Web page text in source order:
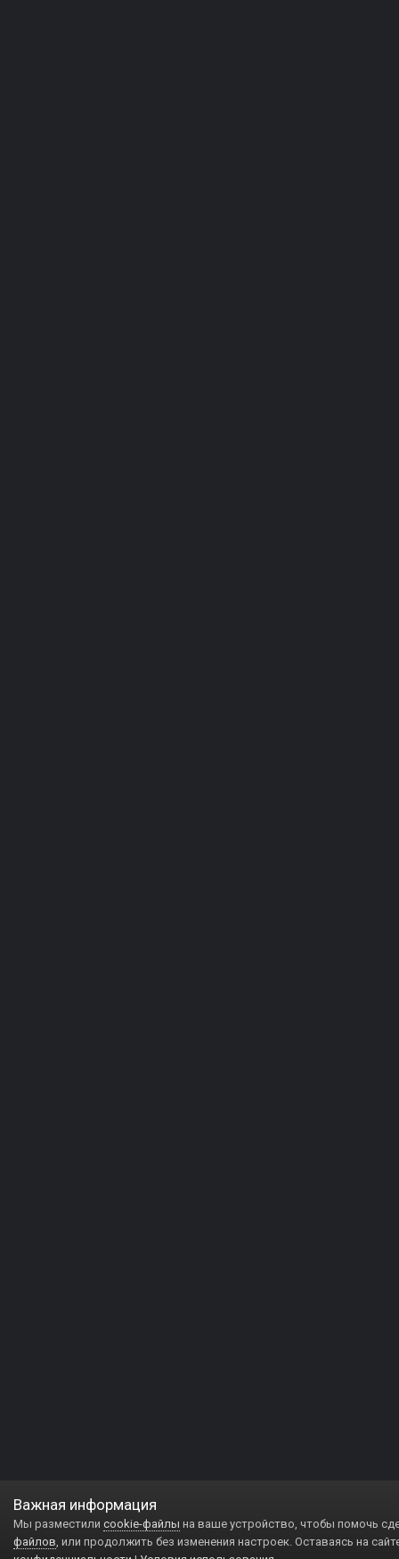
Важная информация
Мы разместили cookie-файлы на ваше устройство, чтобы помочь
файлов, или продолжить без изменения настроек. Оставаясь на